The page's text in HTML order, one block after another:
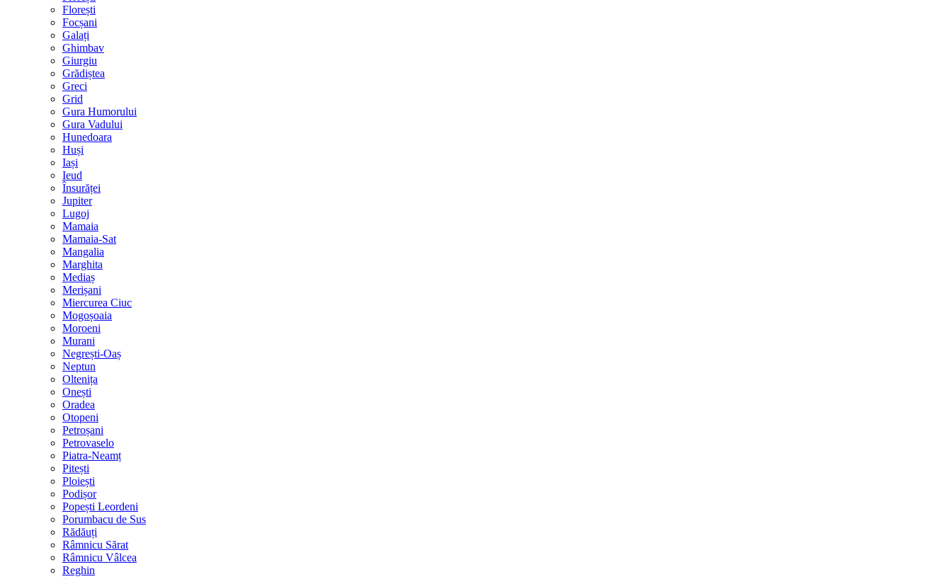
Florești
Focșani
Galați
Ghimbav
Giurgiu
Grădiștea
Greci
Grid
Gura Humorului
Gura Vadului
Hunedoara
Huși
Iași
Ieud
Însurăței
Jupiter
Lugoj
Mamaia
Mamaia-Sat
Mangalia
Marghita
Mediaș
Merișani
Miercurea Ciuc
Mogoșoaia
Moroeni
Murani
Negrești-Oaș
Neptun
Oltenița
Onești
Oradea
Otopeni
Petroșani
Petrovaselo
Piatra-Neamț
Pitești
Ploiești
Podișor
Popești Leordeni
Porumbacu de Sus
Rădăuți
Râmnicu Sărat
Râmnicu Vâlcea
Reghin